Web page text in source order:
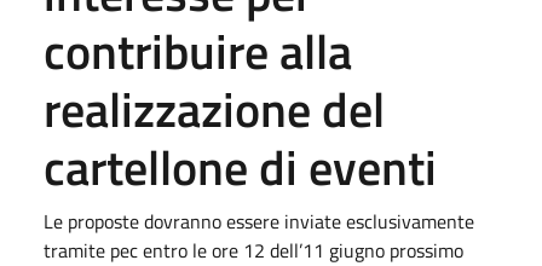
contribuire alla
realizzazione del
cartellone di eventi
Le proposte dovranno essere inviate esclusivamente
tramite pec entro le ore 12 dell’11 giugno prossimo